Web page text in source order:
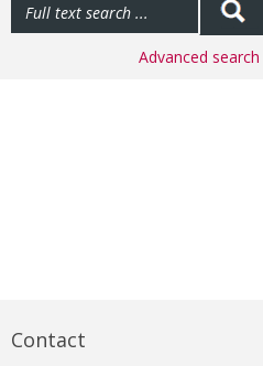
Advanced search
Contact